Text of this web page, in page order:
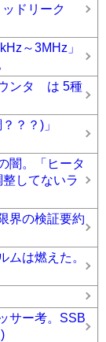
ドリーク
～3MHz」
ウンタ は 5種
？？)」
闇。「ヒータ
してないラ
界の検証要約
は燃えた。
サー考。SSB